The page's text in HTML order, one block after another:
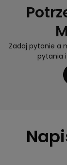
Zadaj pytanie a
pytania